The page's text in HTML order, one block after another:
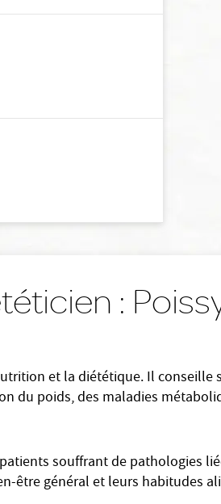
:
et la diététique. Il conseille
du poids, des maladies
souffrant de pathologies
être général et leurs habitudes